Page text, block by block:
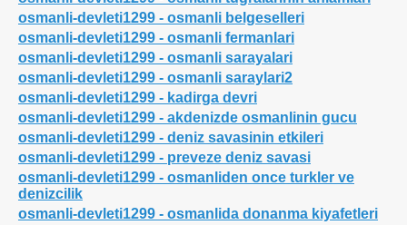
osmanli-devleti1299 - osmanli belgeselleri
osmanli-devleti1299 - osmanli fermanlari
osmanli-devleti1299 - osmanli sarayalari
osmanli-devleti1299 - osmanli saraylari2
osmanli-devleti1299 - kadirga devri
osmanli-devleti1299 - akdenizde osmanlinin gucu
osmanli-devleti1299 - deniz savasinin etkileri
osmanli-devleti1299 - preveze deniz savasi
osmanli-devleti1299 - osmanliden once turkler ve
denizcilik
osmanli-devleti1299 - osmanlida donanma kiyafetleri